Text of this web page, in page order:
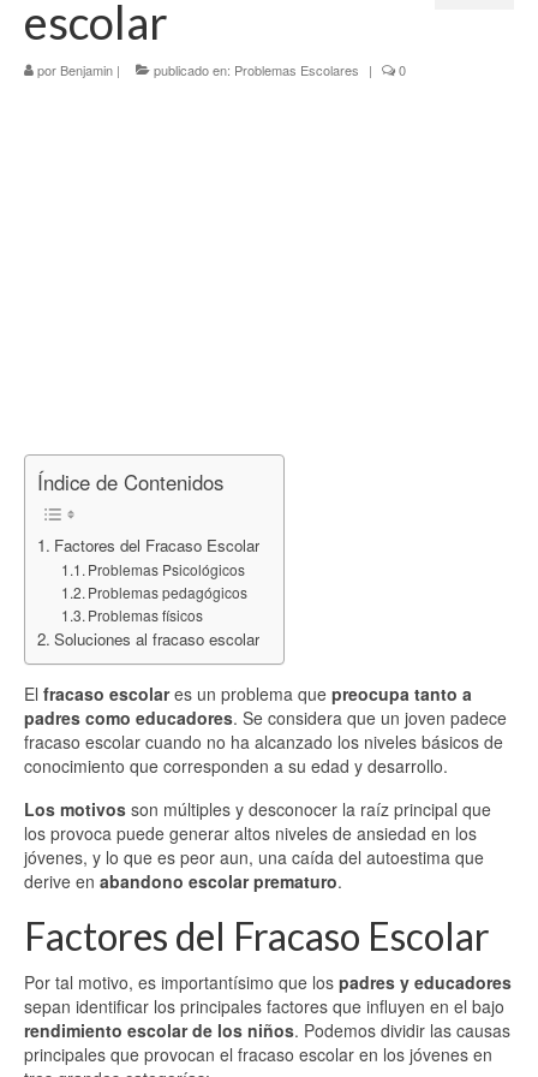
Tercer Trimestre
Blog
escolar
por Benjamin | publicado en: Problemas Escolares | 0
Índice de Contenidos
Factores del Fracaso Escolar
Problemas Psicológicos
Problemas pedagógicos
Problemas físicos
Soluciones al fracaso escolar
El fracaso escolares un problema que preocupa tanto a
padres como educadores. Se considera que un joven padece
fracaso escolar cuando no ha alcanzado los niveles básicos de
conocimiento que corresponden a su edad y desarrollo.
Los motivos son múltiples y desconocer la raíz principal que
los provoca puede generar altos niveles de ansiedad en los
jóvenes, y lo que es peor aun, una caída del autoestima que
derive en abandono escolar prematuro.
Factores del Fracaso Escolar
Por tal motivo, es importantísimo que los padres y educadores
sepan identificar los principales factores que influyen en el bajo
rendimiento escolar de los niños. Podemos dividir las causas
principales que provocan el fracaso escolar en los jóvenes en